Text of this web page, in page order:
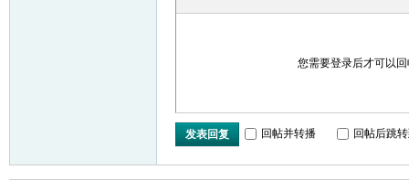
您需要登录后才可以
发表回复 回帖并转播 回帖后跳